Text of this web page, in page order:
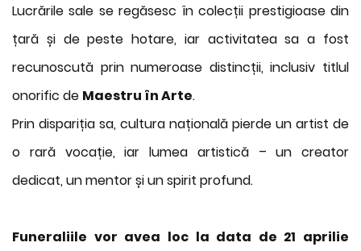
Lucrările sale se regăsesc în colecții prestigioase din
țară și de peste hotare, iar activitatea sa a fost
recunoscută prin numeroase distincții, inclusiv titlul
onorific de Maestru în Arte.
Prin dispariția sa, cultura națională pierde un artist de
o rară vocație, iar lumea artistică – un creator
dedicat, un mentor și un spirit profund.
Funeraliile vor avea loc la data de 21 aprilie